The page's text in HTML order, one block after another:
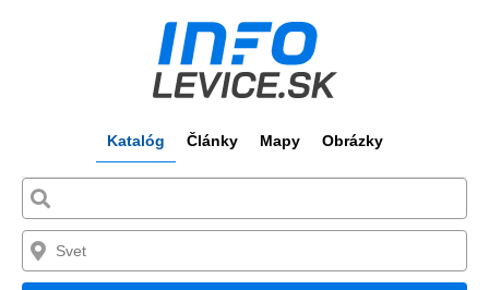
Katalóg Články Mapy Obrázky